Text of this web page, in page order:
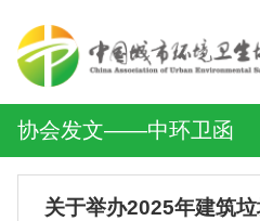
协会发文——中环卫函
关于举办2025年建筑